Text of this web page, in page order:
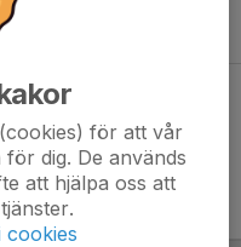
för att vår
dig. De används
att hjälpa oss att
cookies